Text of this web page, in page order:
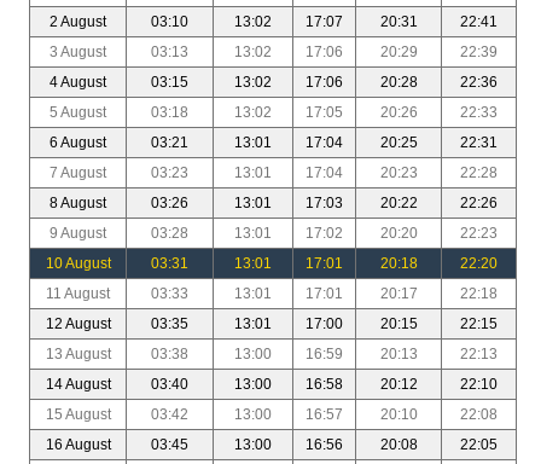
2 August
03:10 13:02 17:07 20:31
22:41
3 August
03:13 13:02 17:06 20:29
22:39
4 August
03:15 13:02 17:06 20:28
22:36
5 August
03:18 13:02 17:05 20:26
22:33
6 August
03:21 13:01 17:04 20:25
22:31
7 August
03:23 13:01 17:04 20:23
22:28
8 August
03:26 13:01 17:03 20:22
22:26
9 August
03:28 13:01 17:02 20:20
22:23
10 August
03:31 13:01 17:01 20:18
22:20
11 August
03:33 13:01 17:01 20:17
22:18
12 August
03:35 13:01 17:00 20:15
22:15
13 August
03:38 13:00 16:59 20:13
22:13
14 August
03:40 13:00 16:58 20:12
22:10
15 August
03:42 13:00 16:57 20:10
22:08
16 August
03:45 13:00 16:56 20:08
22:05